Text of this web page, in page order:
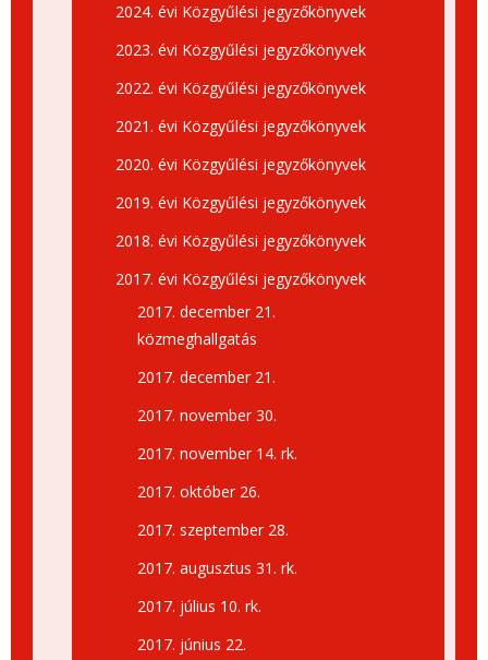
2024. évi Közgyűlési jegyzőkönyvek
2023. évi Közgyűlési jegyzőkönyvek
2022. évi Közgyűlési jegyzőkönyvek
2021. évi Közgyűlési jegyzőkönyvek
2020. évi Közgyűlési jegyzőkönyvek
2019. évi Közgyűlési jegyzőkönyvek
2018. évi Közgyűlési jegyzőkönyvek
2017. évi Közgyűlési jegyzőkönyvek
2017. december 21.
közmeghallgatás
2017. december 21.
2017. november 30.
2017. november 14. rk.
2017. október 26.
2017. szeptember 28.
2017. augusztus 31. rk.
2017. július 10. rk.
2017. június 22.